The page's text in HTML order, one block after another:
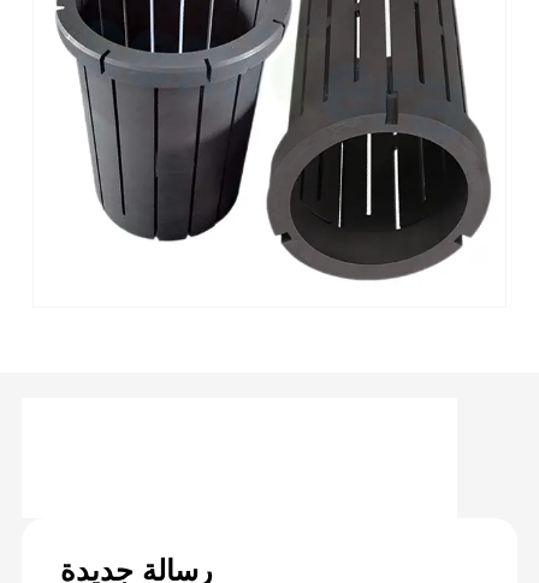
رسالة جديدة